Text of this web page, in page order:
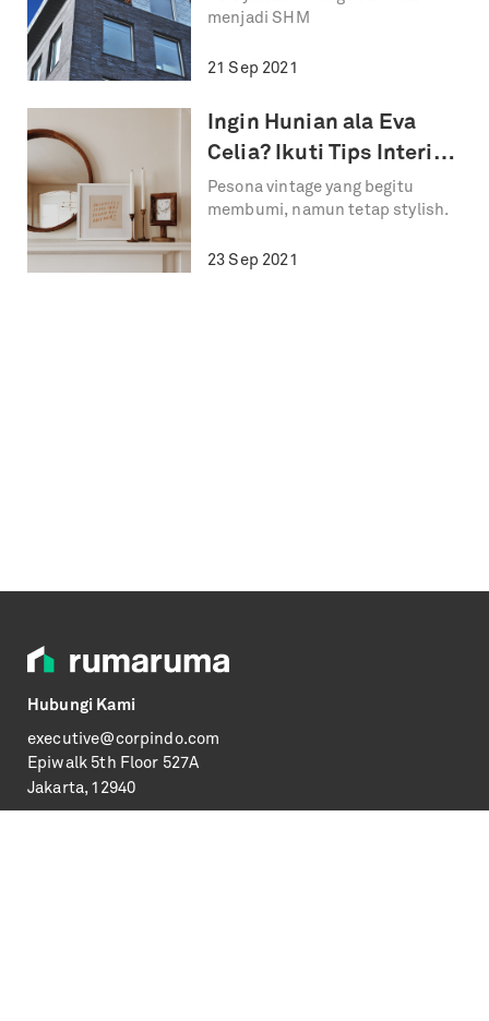
SHM.
menjadi SHM
21 Sep 2021
Ingin Hunian ala Eva
Celia? Ikuti Tips Interior
Berikut!
Pesona vintage yang begitu
membumi, namun tetap stylish.
23 Sep 2021
Hubungi Kami
executive@corpindo.com
Epiwalk 5th Floor 527A
Jakarta, 12940